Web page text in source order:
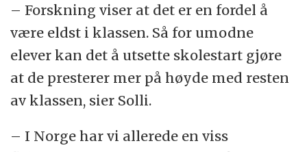
– Forskning viser at det er en fordel å
være eldst i klassen. Så for umodne
elever kan det å utsette skolestart gjøre
at de presterer mer på høyde med resten
av klassen, sier Solli.
– I Norge har vi allerede en viss